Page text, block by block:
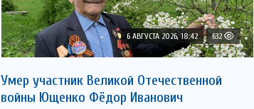
6 АВГУСТА 2026, 18:42 632
Умер участник Великой Отечественной
войны Ющенко Фёдор Иванович